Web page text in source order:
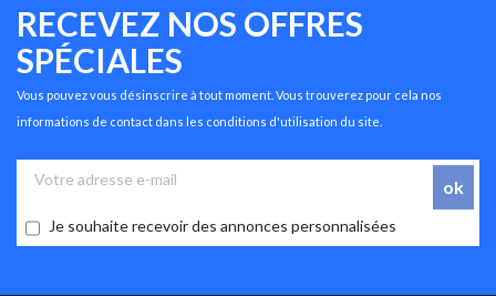
RECEVEZ NOS OFFRES
SPÉCIALES
Vous pouvez vous désinscrire à tout moment. Vous trouverez pour cela nos
informations de contact dans les conditions d'utilisation du site.
Je souhaite recevoir des annonces personnalisées